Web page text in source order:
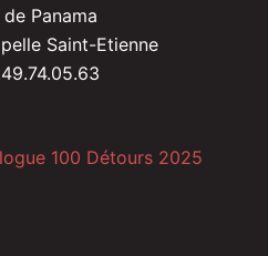
de Panama
Saint-Etienne
100 Détours 2025